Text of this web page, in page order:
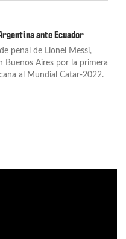
ante Ecuador
penal de Lionel Messi,
Buenos Aires por la primera
al Mundial Catar-2022.